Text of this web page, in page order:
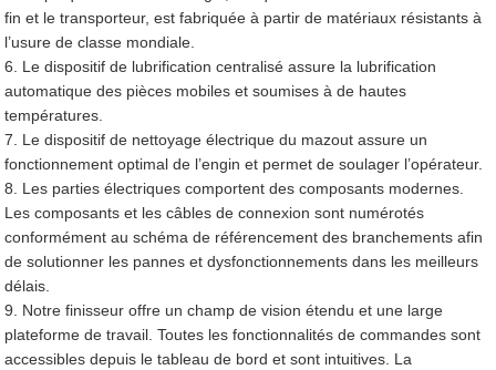
fin et le transporteur, est fabriquée à partir de matériaux résistants à
l’usure de classe mondiale.
6. Le dispositif de lubrification centralisé assure la lubrification
automatique des pièces mobiles et soumises à de hautes
températures.
7. Le dispositif de nettoyage électrique du mazout assure un
fonctionnement optimal de l’engin et permet de soulager l’opérateur.
8. Les parties électriques comportent des composants modernes.
Les composants et les câbles de connexion sont numérotés
conformément au schéma de référencement des branchements afin
de solutionner les pannes et dysfonctionnements dans les meilleurs
délais.
9. Notre finisseur offre un champ de vision étendu et une large
plateforme de travail. Toutes les fonctionnalités de commandes sont
accessibles depuis le tableau de bord et sont intuitives. La